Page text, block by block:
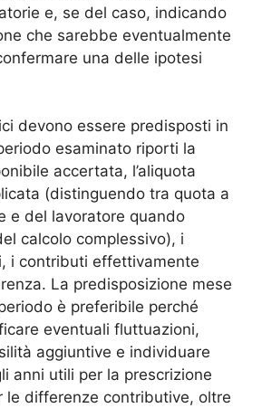
e, se del caso, indicando
che sarebbe eventualmente
una delle ipotesi
devono essere predisposti in
esaminato riporti la
accertata, l’aliquota
(distinguendo tra quota a
e del lavoratore quando
calcolo complessivo), i
i contributi effettivamente
La predisposizione mese
è preferibile perché
eventuali fluttuazioni,
aggiuntive e individuare
anni utili per la prescrizione
le differenze contributive, oltre